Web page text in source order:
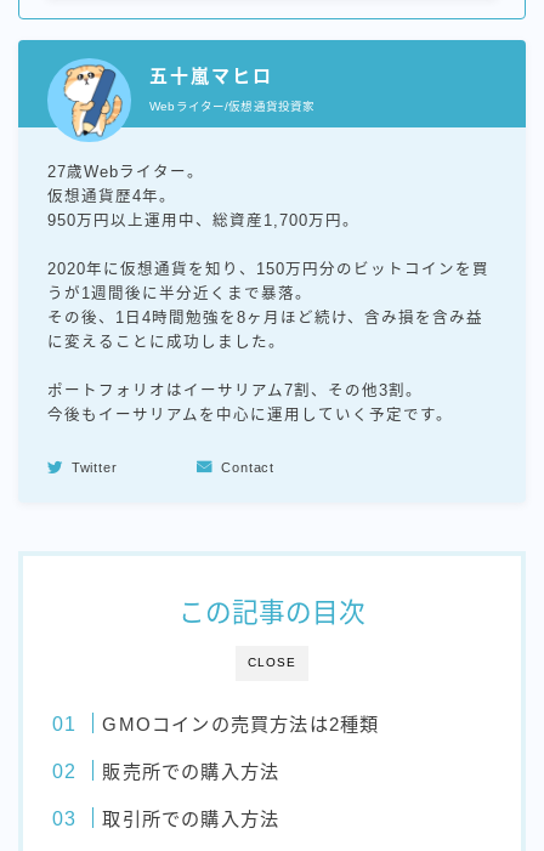
五十嵐マヒロ
Webライター/仮想通貨投資家
27歳Webライター。
仮想通貨歴4年。
950万円以上運用中、総資産1,700万円。
2020年に仮想通貨を知り、150万円分のビットコインを買
うが1週間後に半分近くまで暴落。
その後、1日4時間勉強を8ヶ月ほど続け、含み損を含み益
に変えることに成功しました。
ポートフォリオはイーサリアム7割、その他3割。
今後もイーサリアムを中心に運用していく予定です。
Twitter Contact
CLOSE
この記事の目次
GMOコインの売買方法は2種類
販売所での購入方法
取引所での購入方法